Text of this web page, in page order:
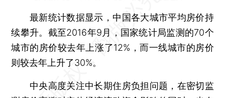
最新统计数据显示，中国各大城市平均房价持
续攀升。截至2016年9月，国家统计局监测的70个
城市的房价较去年上涨了12%，而一线城市的房价
则较去年上升了30%。
中央高度关注中长期住房负担问题，在密切监